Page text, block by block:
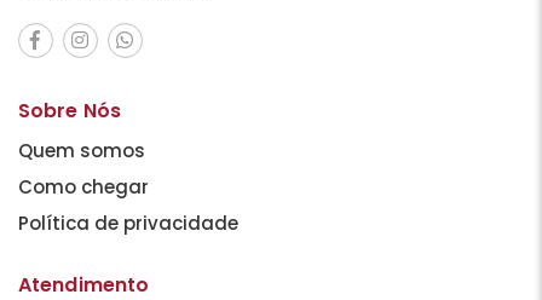
Sobre Nós
Quem somos
Como chegar
Política de privacidade
Atendimento